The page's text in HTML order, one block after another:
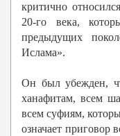
критично
20-го века,
предыдущих
Ислама».
Он был убежден,
ханафитам, всем
всем суфиям,
означает приговор